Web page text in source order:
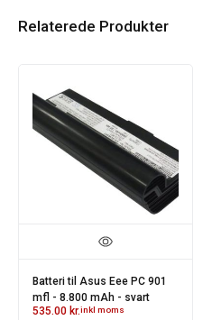
Relaterede Produkter
Batteri til Asus Eee PC 901
mfl - 8.800 mAh - svart
535.00 kr.inkl moms